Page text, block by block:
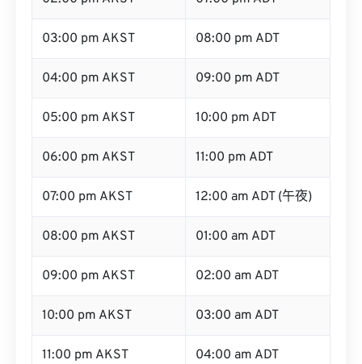
03:00 pm AKST 08:00 pm ADT
04:00 pm AKST 09:00 pm ADT
05:00 pm AKST 10:00 pm ADT
06:00 pm AKST 11:00 pm ADT
07:00 pm AKST 12:00 am ADT (午夜)
08:00 pm AKST 01:00 am ADT
09:00 pm AKST 02:00 am ADT
10:00 pm AKST 03:00 am ADT
11:00 pm AKST 04:00 am ADT